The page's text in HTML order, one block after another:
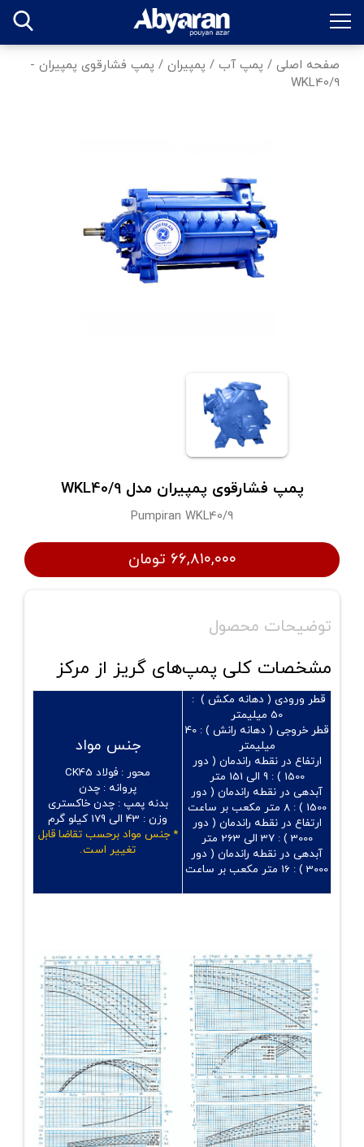
صفحه اصلی / پمپ آب / پمپیران / پمپ فشارقوی پمپیران -
WKL40/9
پمپ فشارقوی پمپیران مدل WKL40/9
Pumpiran WKL40/9
۶۶,۸۱۰,۰۰۰ تومان
توضیحات محصول
مشخصات کلی پمپ‌های گریز از مرکز
قطر ورودی ( دهانه مکش ) :
50 میلیمتر
قطر خروجی ( دهانه رانش ) : 40
میلیمتر
ارتفاع در نقطه راندمان ( دور
1500 ) :
9 الی 151 متر
آبدهی در نقطه راندمان ( دور
1500 ) :
8 متر مکعب بر ساعت
ارتفاع در نقطه راندمان ( دور
3000 ) :
37 الی 263 متر
آبدهی در نقطه راندمان ( دور
3000 ) :
16 متر مکعب بر ساعت
جنس مواد
محور : فولاد CK45
پروانه : چدن
بدنه پمپ :چدن خاکستری
وزن : 43 الی 179 کیلو گرم
* جنس مواد برحسب تقاضا قابل
تغییر است.